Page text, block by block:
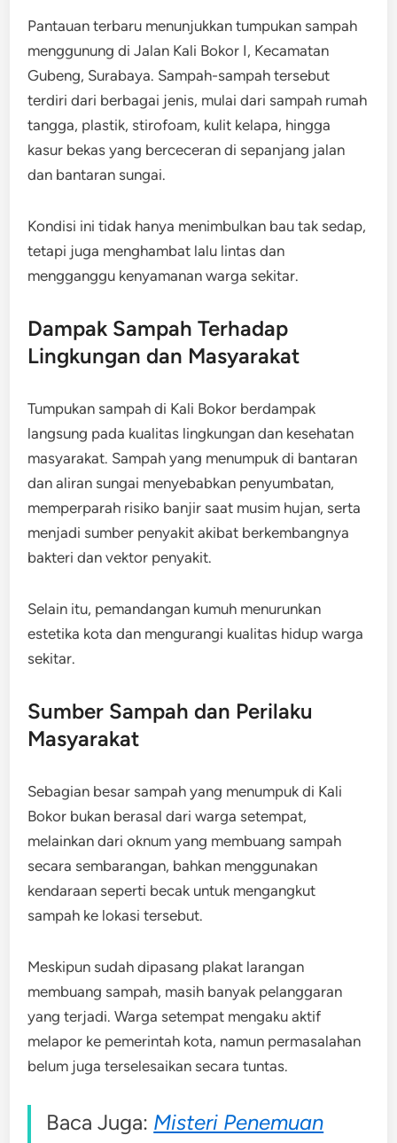
Pantauan terbaru menunjukkan tumpukan sampah
menggunung di Jalan Kali Bokor I, Kecamatan
Gubeng, Surabaya. Sampah-sampah tersebut
terdiri dari berbagai jenis, mulai dari sampah rumah
tangga, plastik, stirofoam, kulit kelapa, hingga
kasur bekas yang berceceran di sepanjang jalan
dan bantaran sungai.
Kondisi ini tidak hanya menimbulkan bau tak sedap,
tetapi juga menghambat lalu lintas dan
mengganggu kenyamanan warga sekitar.
Dampak Sampah Terhadap
Lingkungan dan Masyarakat
Tumpukan sampah di Kali Bokor berdampak
langsung pada kualitas lingkungan dan kesehatan
masyarakat. Sampah yang menumpuk di bantaran
dan aliran sungai menyebabkan penyumbatan,
memperparah risiko banjir saat musim hujan, serta
menjadi sumber penyakit akibat berkembangnya
bakteri dan vektor penyakit.
Selain itu, pemandangan kumuh menurunkan
estetika kota dan mengurangi kualitas hidup warga
sekitar.
Sumber Sampah dan Perilaku
Masyarakat
Sebagian besar sampah yang menumpuk di Kali
Bokor bukan berasal dari warga setempat,
melainkan dari oknum yang membuang sampah
secara sembarangan, bahkan menggunakan
kendaraan seperti becak untuk mengangkut
sampah ke lokasi tersebut.
Meskipun sudah dipasang plakat larangan
membuang sampah, masih banyak pelanggaran
yang terjadi. Warga setempat mengaku aktif
melapor ke pemerintah kota, namun permasalahan
belum juga terselesaikan secara tuntas.
Baca Juga: Misteri Penemuan